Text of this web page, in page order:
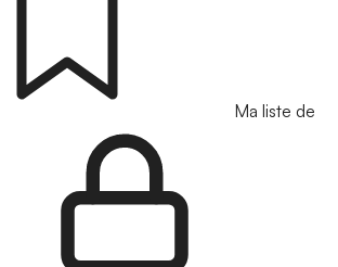
Ma liste de